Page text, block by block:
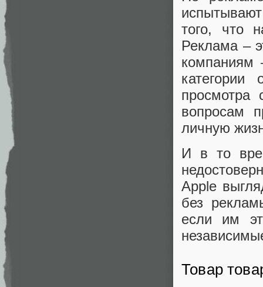
того, что
Реклама –
компаниям
просмотра
вопросам
личную
И в то
Apple
без
если им
Товар